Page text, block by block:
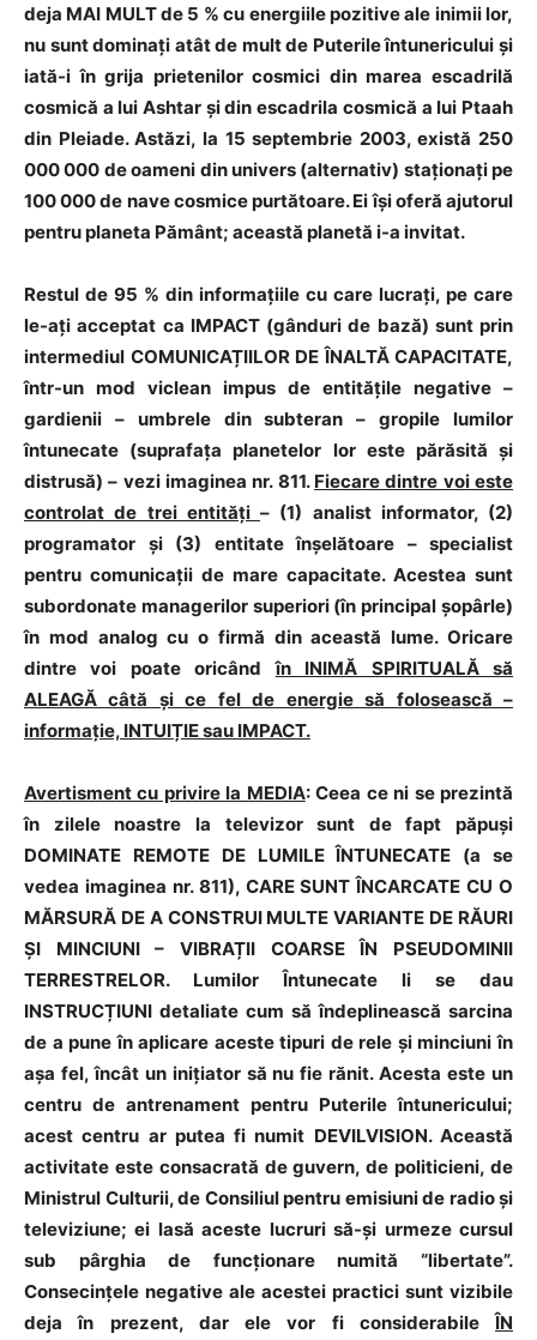
deja MAI MULT de 5 % cu energiile pozitive ale inimii lor,
nu sunt dominați atât de mult de Puterile întunericului și
iată-i în grija prietenilor cosmici din marea escadrilă
cosmică a lui Ashtar și din escadrila cosmică a lui Ptaah
din Pleiade. Astăzi, la 15 septembrie 2003, există 250
000 000 de oameni din univers (alternativ) staționați pe
100 000 de nave cosmice purtătoare. Ei își oferă ajutorul
pentru planeta Pământ; această planetă i-a invitat.
Restul de 95 % din informațiile cu care lucrați, pe care
le-ați acceptat ca IMPACT (gânduri de bază) sunt prin
intermediul COMUNICAȚIILOR DE ÎNALTĂ CAPACITATE,
într-un mod viclean impus de entitățile negative –
gardienii – umbrele din subteran – gropile lumilor
întunecate (suprafața planetelor lor este părăsită și
distrusă) – vezi imaginea nr. 811. Fiecare dintre voi este
controlat de trei entități – (1) analist informator, (2)
programator și (3) entitate înșelătoare – specialist
pentru comunicații de mare capacitate. Acestea sunt
subordonate managerilor superiori (în principal șopârle)
în mod analog cu o firmă din această lume. Oricare
dintre voi poate oricândîn INIMĂ SPIRITUALĂ să
ALEAGĂ câtă și ce fel de energie să folosească –
informație, INTUIȚIE sau IMPACT.
Avertisment cu privire la MEDIA: Ceea ce ni se prezintă
în zilele noastre la televizor sunt de fapt păpuși
DOMINATE REMOTE DE LUMILE ÎNTUNECATE (a se
vedea imaginea nr. 811), CARE SUNT ÎNCARCATE CU O
MĂRSURĂ DE A CONSTRUI MULTE VARIANTE DE RĂURI
ȘI MINCIUNI – VIBRAȚII COARSE ÎN PSEUDOMINII
TERRESTRELOR. Lumilor Întunecate li se dau
INSTRUCȚIUNI detaliate cum să îndeplinească sarcina
de a pune în aplicare aceste tipuri de rele și minciuni în
așa fel, încât un inițiator să nu fie rănit. Acesta este un
centru de antrenament pentru Puterile întunericului;
acest centru ar putea fi numit DEVILVISION. Această
activitate este consacrată de guvern, de politicieni, de
Ministrul Culturii, de Consiliul pentru emisiuni de radio și
televiziune; ei lasă aceste lucruri să-și urmeze cursul
sub pârghia de funcționare numită “libertate”.
Consecințele negative ale acestei practici sunt vizibile
deja în prezent, dar ele vor fi considerabileÎN